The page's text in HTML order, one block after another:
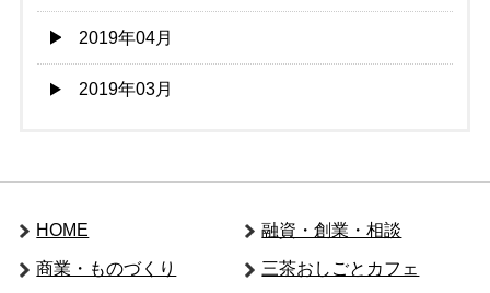
2019年04月
2019年03月
HOME 融資・創業・相談
商業・ものづくり 三茶おしごとカフェ